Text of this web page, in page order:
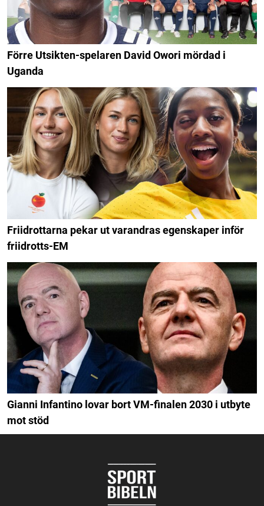
Förre Utsikten-spelaren David Owori mördad i
Uganda
Friidrottarna pekar ut varandras egenskaper inför
friidrotts-EM
Gianni Infantino lovar bort VM-finalen 2030 i utbyte
mot stöd